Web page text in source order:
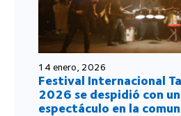
14 enero, 2026
Festival Internacional
2026 se despidió con
espectáculo en la